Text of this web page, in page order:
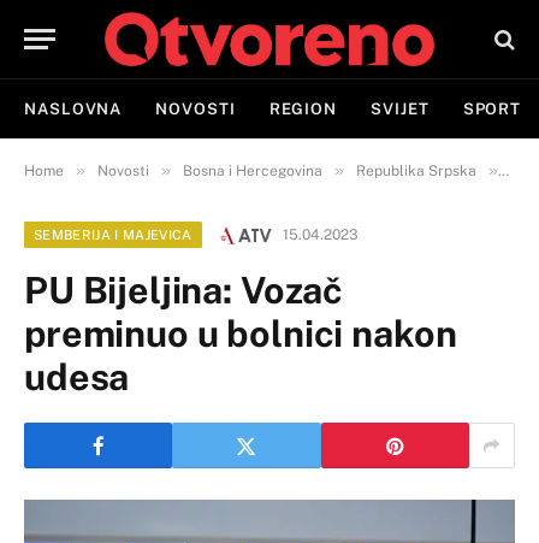
NASLOVNA NOVOSTI REGION SVIJET SPORT
Home » Novosti » Bosna i Hercegovina » Republika Srpska »
SEMBERIJA I MAJEVICA 15.04.2023
PU Bijeljina: Vozač
preminuo u bolnici nakon
udesa